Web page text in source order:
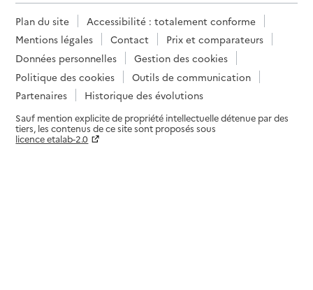
Plan du site
Accessibilité : totalement conforme
Mentions légales
Contact
Prix et comparateurs
Données personnelles
Gestion des cookies
Politique des cookies
Outils de communication
Partenaires
Historique des évolutions
Sauf mention explicite de propriété intellectuelle détenue par des
tiers, les contenus de ce site sont proposés sous
licence etalab-2.0